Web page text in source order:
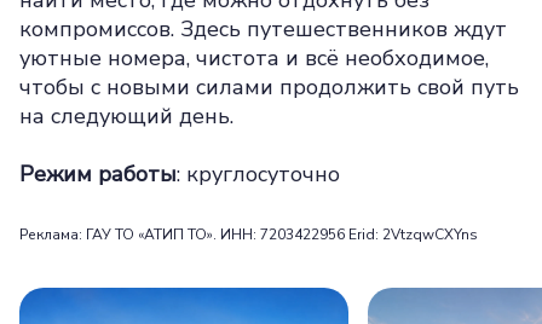
компромиссов. Здесь путешественников ждут
уютные номера, чистота и всё необходимое,
чтобы с новыми силами продолжить свой путь
на следующий день.
Режим работы: круглосуточно
Реклама: ГАУ ТО «АТИП ТО». ИНН: 7203422956 Erid: 2VtzqwCXYns